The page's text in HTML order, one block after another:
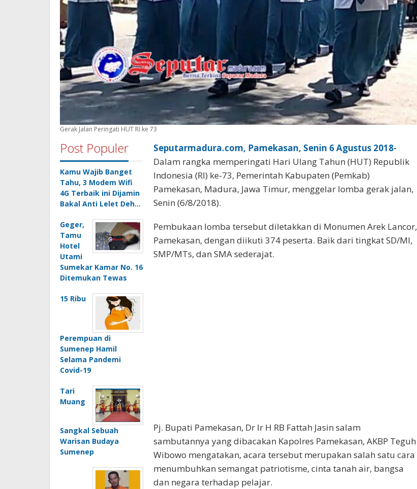
Gerak Jalan Peringati HUT RI ke 73
Post Populer
Kamu Wajib Banget
Tahu, 3 Modem Wifi
4G Terbaik ini Dijamin
Bakal Anti Lelet Deh…
Geger,
Tamu
Hotel
Utami
Sumekar Kamar No. 16
Ditemukan Tewas
15 Ribu
Perempuan di
Sumenep Hamil
Selama Pandemi
Covid-19
Tari
Muang
Sangkal Sebuah
Warisan Budaya
Sumenep
Seputarmadura.com, Pamekasan, Senin 6 Agustus 2018-
Dalam rangka memperingati Hari Ulang Tahun (HUT) Republik
Indonesia (RI) ke-73, Pemerintah Kabupaten (Pemkab)
Pamekasan, Madura, Jawa Timur, menggelar lomba gerak jalan,
Senin (6/8/2018).
Pembukaan lomba tersebut diletakkan di Monumen Arek Lancor,
Pamekasan, dengan diikuti 374 peserta. Baik dari tingkat SD/MI,
SMP/MTs, dan SMA sederajat.
Pj. Bupati Pamekasan, Dr Ir H RB Fattah Jasin salam
sambutannya yang dibacakan Kapolres Pamekasan, AKBP Teguh
Wibowo mengatakan, acara tersebut merupakan salah satu cara
menumbuhkan semangat patriotisme, cinta tanah air, bangsa
dan negara terhadap pelajar.